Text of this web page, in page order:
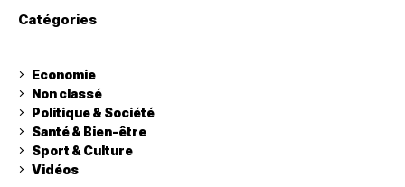
Catégories
Economie
Non classé
Politique & Société
Santé & Bien-être
Sport & Culture
Vidéos